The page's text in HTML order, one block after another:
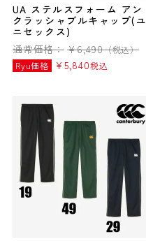
UA ステルスフォーム アン
クラッシャブルキャップ(ユ
ニセックス)
通常価格： ¥6,490（税込）
Ryu価格
¥ 5,840税込